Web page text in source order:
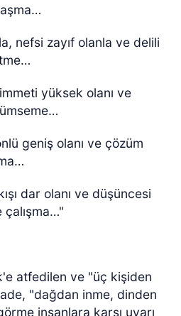
nefsi zayıf olanla ve delili
yüksek olanı ve
geniş olanı ve çözüm
dar olanı ve düşüncesi
çalışma…"
atfedilen ve "üç kişiden
"dağdan inme, dinden
insanlara karşı uyarı